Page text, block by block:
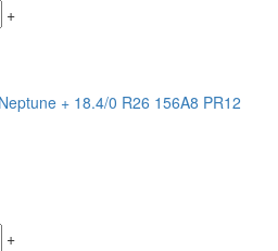
+
+ 18.4/0 R26 156A8 PR12
+